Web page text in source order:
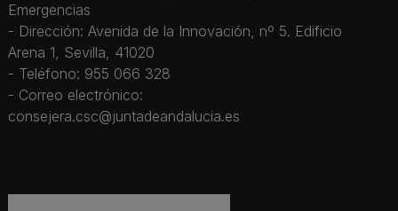
Emergencias
- Dirección: Avenida de la Innovación, nº 5. Edificio
Arena 1, Sevilla, 41020
- Teléfono: 955 066 328
- Correo electrónico:
consejera.csc@juntadeandalucia.es